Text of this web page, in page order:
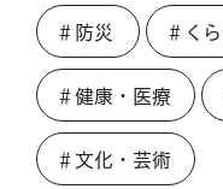
＃防災 ＃く
＃健康・医療
＃文化・芸術